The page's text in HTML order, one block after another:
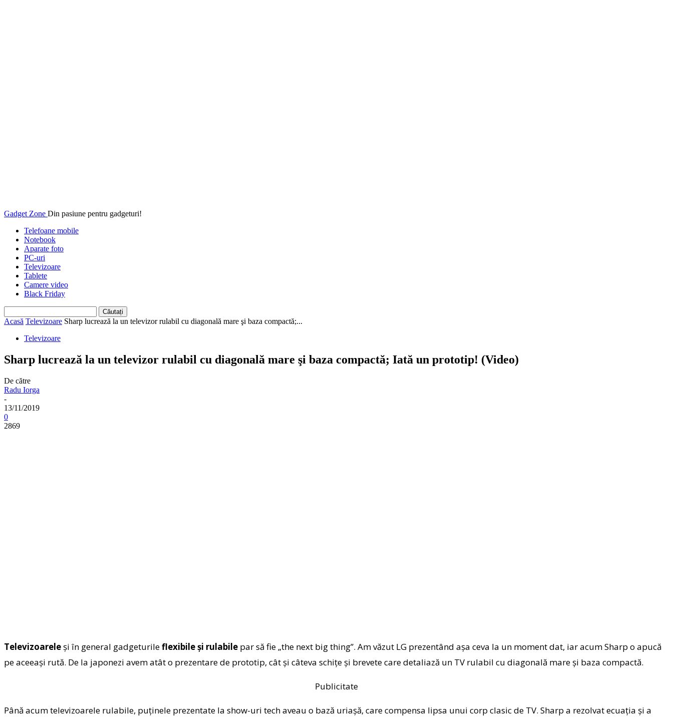
Gadget Zone Din pasiune pentru gadgeturi!
Telefoane mobile
Notebook
Aparate foto
PC-uri
Televizoare
Tablete
Camere video
Black Friday
Acasă Televizoare Sharp lucrează la un televizor rulabil cu diagonală mare şi baza compactă;...
Televizoare
Sharp lucrează la un televizor rulabil cu diagonală mare şi baza compactă; Iată un prototip! (Video)
De către
Radu Iorga
-
13/11/2019
0
2869
Televizoarele şi în general gadgeturileflexibile şi rulabile par să fie „the next big thing”. Am văzut LG prezentând aşa ceva la un moment dat, iar acum Sharp o apucă
pe aceeaşi rută. De la japonezi avem atât o prezentare de prototip, cât şi câteva schiţe şi brevete care detaliază un TV rulabil cu diagonală mare şi baza compactă.
Publicitate
Până acum televizoarele rulabile, puţinele prezentate la show-uri tech aveau o bază uriaşă, care compensa lipsa unui corp clasic de TV. Sharp a rezolvat ecuaţia şi a